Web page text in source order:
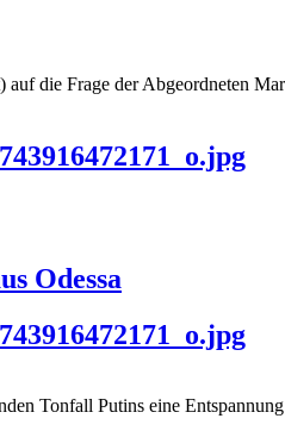
auf die Frage der Abgeordneten
Odessa
Tonfall Putins eine